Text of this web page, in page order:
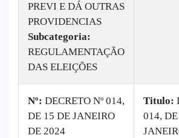
PREVI E DÁ OUTRAS
PROVIDENCIAS
Subcategoria:
REGULAMENTAÇÃO
DAS ELEIÇÕES
Nº: DECRETO Nº 014,
DE 15 DE JANEIRO
DE 2024
Titulo:
014,